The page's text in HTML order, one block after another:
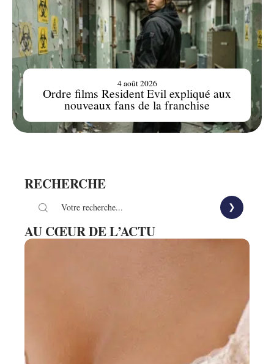
Ordre films Resident Evil expliqué aux
nouveaux fans de la franchise
4 août 2026
RECHERCHE
AU CŒUR DE L’ACTU